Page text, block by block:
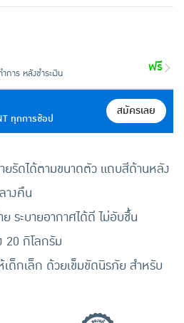
ทุกการช้อป
สมัครเลย
ยรัดได้ตามขนาดตัว แถบสีด้านหลัง
างคืน
ระบายอากาศได้ดี ไม่อับชื้น
20 กิโลกรัม
ด็กเล็ก ด้วยเข็มขัดนิรภัย สำหรับ
าร หลังชำระเงิน
ฟรี